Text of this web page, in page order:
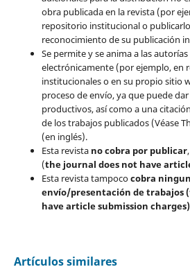
obra publicada en la revista (por
repositorio institucional o
reconocimiento de su publicación
Se permite y se anima a las
electrónicamente (por ejemplo, en
institucionales o en su propio sitio
proceso de envío, ya que puede
productivos, así como a una
de los trabajos publicados (Véase
(en inglés).
Esta revista no cobra por publicar
(the journal does not have
Esta revista tampococobra
envío/presentación de trabajos
have article submission charges)
Artículos similares